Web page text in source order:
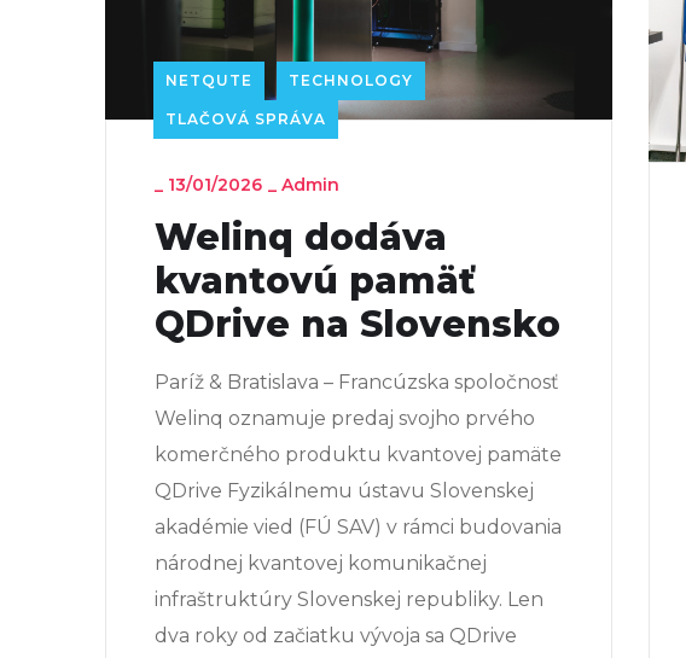
NETQUTE TECHNOLOGY
TLAČOVÁ SPRÁVA
13/01/2026 Admin
Welinq dodáva
kvantovú pamäť
QDrive na Slovensko
Paríž & Bratislava – Francúzska spoločnosť
Welinq oznamuje predaj svojho prvého
komerčného produktu kvantovej pamäte
QDrive Fyzikálnemu ústavu Slovenskej
akadémie vied (FÚ SAV) v rámci budovania
národnej kvantovej komunikačnej
infraštruktúry Slovenskej republiky. Len
dva roky od začiatku vývoja sa QDrive